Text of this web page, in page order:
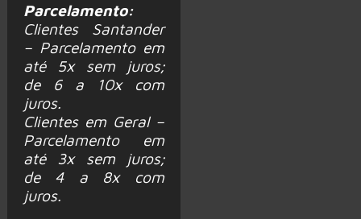
Parcelamento:
Clientes Santander
– Parcelamento em
até 5x sem juros;
de 6 a 10x com
juros.
Clientes em Geral –
Parcelamento em
até 3x sem juros;
de 4 a 8x com
juros.